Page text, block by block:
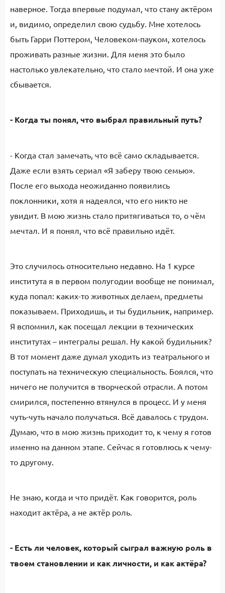
наверное. Тогда впервые подумал, что стану актёром
и, видимо, определил свою судьбу. Мне хотелось
быть Гарри Поттером, Человеком-пауком, хотелось
проживать разные жизни. Для меня это было
настолько увлекательно, что стало мечтой. И она уже
сбывается.
- Когда ты понял, что выбрал правильный путь?
- Когда стал замечать, что всё само складывается.
Даже если взять сериал «Я заберу твою семью».
После его выхода неожиданно появились
поклонники, хотя я надеялся, что его никто не
увидит. В мою жизнь стало притягиваться то, о чём
мечтал. И я понял, что всё правильно идёт.
Это случилось относительно недавно. На 1 курсе
института я в первом полугодии вообще не понимал,
куда попал: каких-то животных делаем, предметы
показываем. Приходишь, и ты будильник, например.
Я вспомнил, как посещал лекции в технических
институтах – интегралы решал. Ну какой будильник?
В тот момент даже думал уходить из театрального и
поступать на техническую специальность. Боялся, что
ничего не получится в творческой отрасли. А потом
смирился, постепенно втянулся в процесс. И у меня
чуть-чуть начало получаться. Всё давалось с трудом.
Думаю, что в мою жизнь приходит то, к чему я готов
именно на данном этапе. Сейчас я готовлюсь к чему-
то другому.
Не знаю, когда и что придёт. Как говорится, роль
находит актёра, а не актёр роль.
- Есть ли человек, который сыграл важную роль в
твоем становлении и как личности, и как актёра?